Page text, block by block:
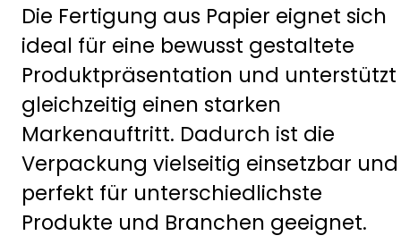
Die Fertigung aus Papier eignet sich
ideal für eine bewusst gestaltete
Produktpräsentation und unterstützt
gleichzeitig einen starken
Markenauftritt. Dadurch ist die
Verpackung vielseitig einsetzbar und
perfekt für unterschiedlichste
Produkte und Branchen geeignet.